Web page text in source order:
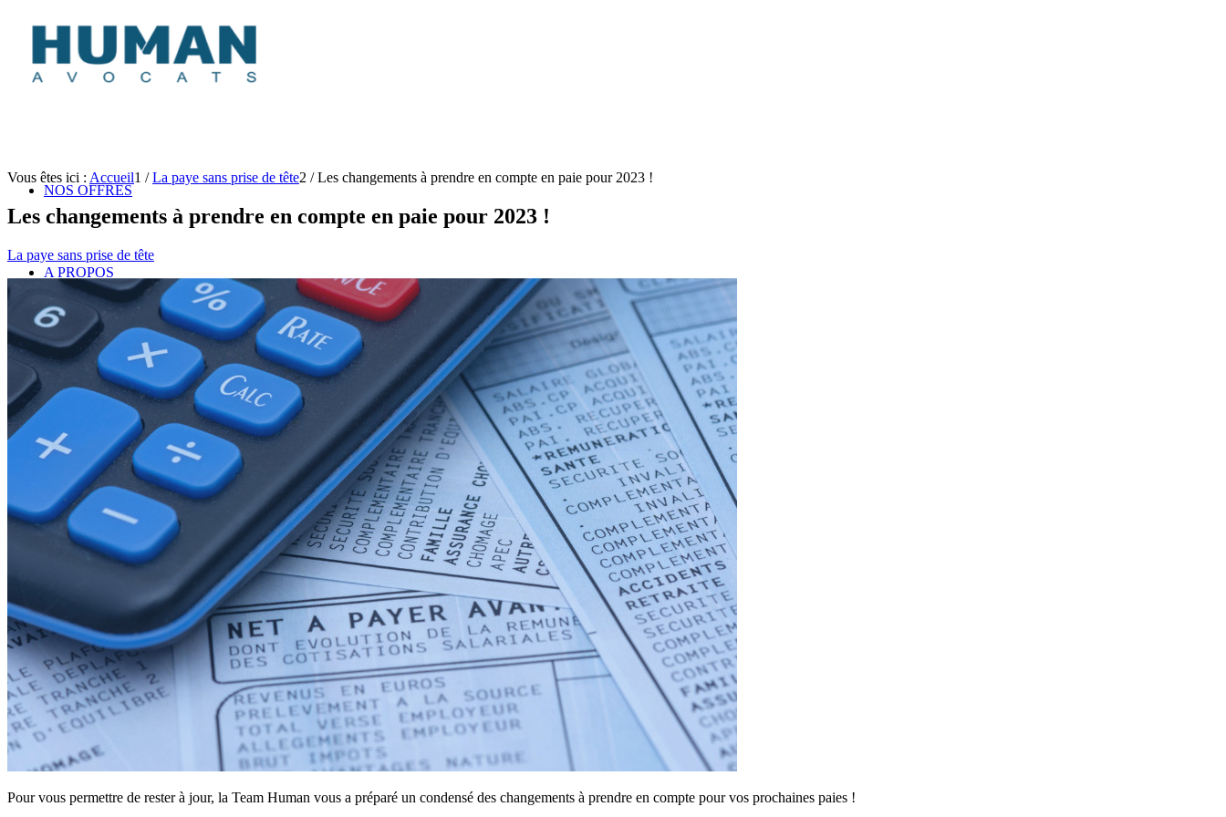
NOS OFFRES
A PROPOS
L’ÉQUIPE
ACTUS
NEWSLETTER
Rechercher
Menu Menu
Vous êtes ici : Accueil1 / La paye sans prise de tête2 / Les changements à prendre en compte en paie pour 2023 !
Les changements à prendre en compte en paie pour 2023 !
La paye sans prise de tête
Pour vous permettre de rester à jour, la Team Human vous a préparé un condensé des changements à prendre en compte pour vos prochaines paies !